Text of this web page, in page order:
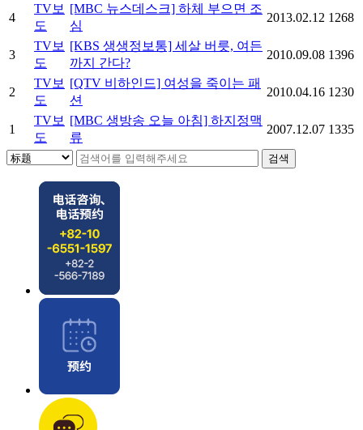
4
TV보
도
[MBC 뉴스데스크] 하체 부으면 조
심
2013.02.12 1268
3
TV보
도
[KBS 생생정보통] 세살 버릇, 여든
까지 간다?
2010.09.08 1396
2
TV보
도
[QTV 비하인드] 여성을 죽이는 패
션
2010.04.16 1230
1
TV보
도
[MBC 생방송 오늘 아침] 하지정맥
류
2007.12.07 1335